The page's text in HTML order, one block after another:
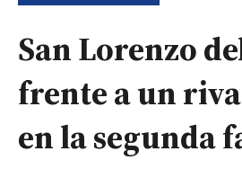
San Lorenzo
frente a un
en la segunda